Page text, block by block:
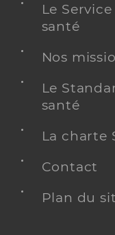
Le
santé
Nos
Le
santé
La charte
Contact
Plan du